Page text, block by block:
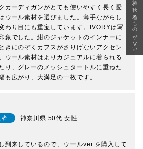
カーディガンがとても使いやすく長く愛
ウール素材を選びました。薄手ながらし
わり目にも重宝しています。IVORYは写
象でした。紺のジャケットのインナーに
きにのぞくカフスがさりげないアクセン
ウール素材はよりカジュアルに着られる
り、グレーのメッシュタートルに重ねた
も広がり、大満足の一枚です。
者 神奈川県 50代 女性
到来しているので、ウールver.を購入して
急に秋、着るものがない